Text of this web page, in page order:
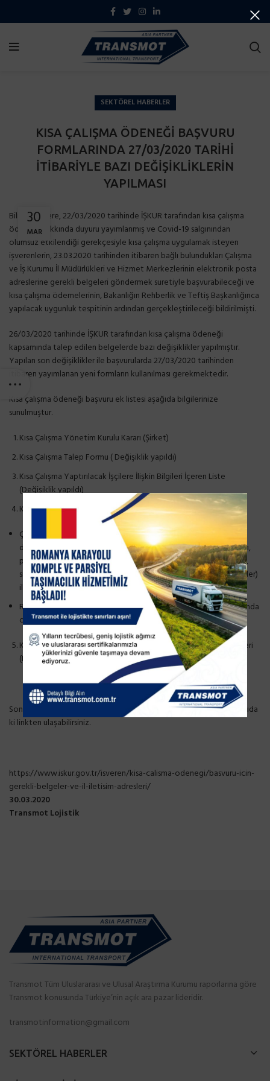
SEKTÖREL HABERLER
KISA ÇALIŞMA ÖDENEĞİ BAŞVURU
FORMLARINDA 27/03/2020 TARİHİ
İTİBARİYLE BAZI DEĞİŞİKLİKLERİN
YAPILMASI
30
MAR
Bilindiği üzere, 22/03/2020 tarihinde İŞKUR tarafından kısa çalışma
ödeneği hakkında duyuru yayımlanmış ve Covid-19 salgınından
olumsuz etkilendiği gerekçesiyle kısa çalışma uygulamak isteyen
işverenlerin, 23.03.2020 tarihinden itibaren bağlı bulundukları Çalışma
ve İş Kurumu İl Müdürlükleri ve Hizmet Merkezlerinin elektronik posta
adreslerine gerekli belgeleri göndermek suretiyle başvurabileceği ve
kısa çalışma ödemelerinin, Bakanlığın Rehberlik ve Teftiş Başkanlığınca
yapılacak uygunluk tespitinin ardından gerçekleştirileceği bildirilmişti.
26/03/2020 tarihinde İŞKUR tarafından kısa çalışma ödeneği
kapsamında talep edilen belgelerde bazı değişiklikler yapılmıştır.
Yapılan son değişiklikler ile başvurularda 27/03/2020 tarihinden
itibaren yayımlanan yeni formların kullanılması gerekmektedir.
Kısa çalışma ödeneği başvuru ek listesi aşağıda bilgilerinize
sunulmuştur.
Kısa Çalışma Yönetim Kurulu Kararı (Şirket)
Kısa Çalışma Talep Formu ( Değişiklik yapıldı)
Kısa Çalışma Yaptırılacak İşçilere İlişkin Bilgileri İçeren Liste
(Değişiklik yapıldı)
Kısa Çalışma Uygunluk Testine İlişkin Belgeler
Çalışma süresinin azaltıldığını veya faaliyetinin kısmen/tamamen
durdurulduğunu ortaya koyan belgeler (örneğin; ücret bordroları,
puantaj kayıtları, üretimin-hizmetin ve/veya ihracatın azaldığına,
siparişlerin ve /veya sözleşmelerin iptal edildiğine dair vb. belgeler)
ile
Resmi makamlar tarafından faaliyeti durdurulan işyerleri kapsamında
olduğuna daire diğer belgeler
Kısa Çalışma Başvurularında Kullanılacak Elektronik Posta Adresleri
(Değişiklik yapıldı)
Son yayımlanan talep formu, işçi listesi ve e-posta adreslerine aşağıda
ki linkten ulaşabilirsiniz.
https://www.iskur.gov.tr/isveren/kisa-calisma-odenegi/basvuru-icin-
gerekli-belgeler-ve-il-iletisim-adresleri/
30.03.2020
Transmot Lojistik
Transmot Tüm Uluslararası ve Ulusal Araştırma Kurumu raporlarına göre
Transmot konusunda Türkiye’nin açık ara pazar lideridir.
transmotinformation@gmail.com
SEKTÖREL HABERLER